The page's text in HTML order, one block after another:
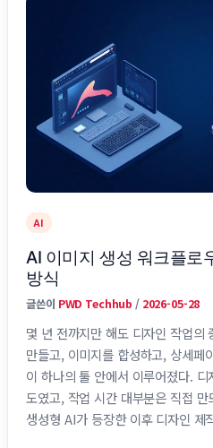
AI
AI 이미지 생성 워크플로
방식
글쓴이 PWD Techhub / 2026-05-28
몇 년 전까지만 해도 디자인 작업의
만들고, 이미지를 합성하고, 상세페
이 하나의 툴 안에서 이루어졌다.
도였고, 작업 시간 대부분은 직접
생성형 AI가 등장한 이후 디자인 제